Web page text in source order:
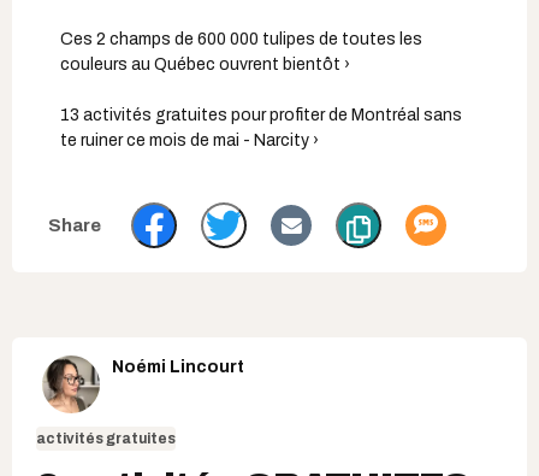
Ces 2 champs de 600 000 tulipes de toutes les
couleurs au Québec ouvrent bientôt ›
13 activités gratuites pour profiter de Montréal sans
te ruiner ce mois de mai - Narcity ›
Noémi Lincourt
activités gratuites